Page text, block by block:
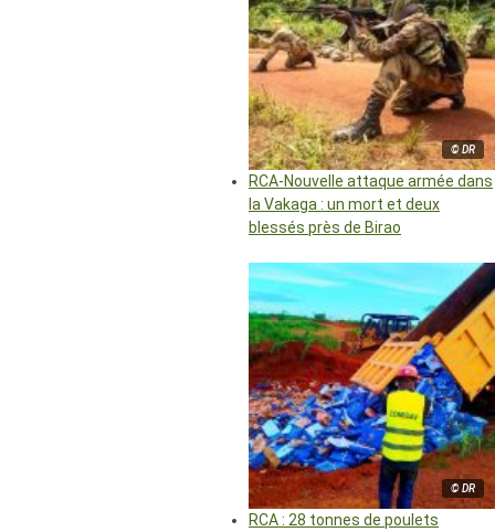
© DR
RCA-Nouvelle attaque armée dans
la Vakaga : un mort et deux
blessés près de Birao
© DR
RCA : 28 tonnes de poulets